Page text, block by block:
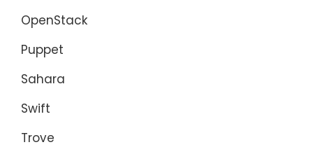
OpenStack
Puppet
Sahara
Swift
Trove